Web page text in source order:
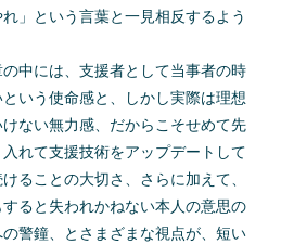
」という言葉と一見相反するよう
中には、支援者として当事者の時
いう使命感と、しかし実際は理想
ない無力感、だからこそせめて先
れて支援技術をアップデートして
ることの大切さ、さらに加えて、
ると失われかねない本人の意思の
警鐘、とさまざまな視点が、短い